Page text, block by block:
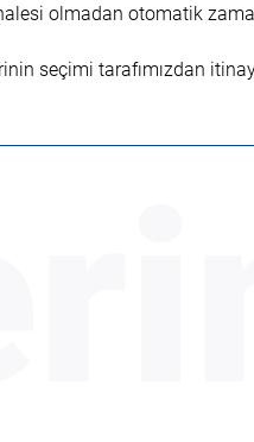
olmadan otomatik
seçimi tarafımızdan